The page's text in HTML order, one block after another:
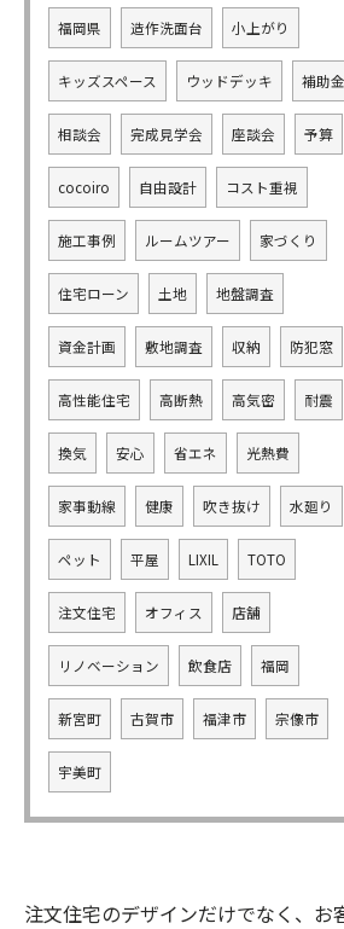
福岡県 造作洗面台 小上がり
キッズスペース ウッドデッキ 補助金
相談会 完成見学会 座談会 予算
cocoiro 自由設計 コスト重視
施工事例 ルームツアー 家づくり
住宅ローン 土地 地盤調査
資金計画 敷地調査 収納 防犯窓
高性能住宅 高断熱 高気密 耐震
換気 安心 省エネ 光熱費
家事動線 健康 吹き抜け 水廻り
ペット 平屋 LIXIL TOTO
注文住宅 オフィス 店舗
リノベーション 飲食店 福岡
新宮町 古賀市 福津市 宗像市
宇美町
注文住宅のデザインだけでなく、お